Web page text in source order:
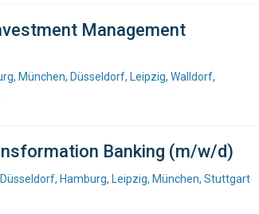
Management
München, Düsseldorf, Leipzig, Walldorf,
Banking (m/w/d)
Hamburg, Leipzig, München, Stuttgart